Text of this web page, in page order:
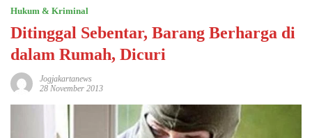
Hukum & Kriminal
Ditinggal Sebentar, Barang Berharga di
dalam Rumah, Dicuri
Jogjakartanews
28 November 2013